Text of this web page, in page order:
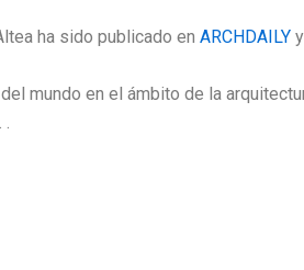
ha sido publicado en ARCHDAILY
mundo en el ámbito de la
.